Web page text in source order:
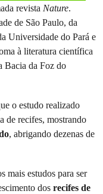
revista Nature.
de São Paulo, da
Universidade do Pará e
à literatura científica
Bacia da Foz do
o estudo realizado
de recifes, mostrando
, abrigando dezenas de
mais estudos para ser
dos recifes de